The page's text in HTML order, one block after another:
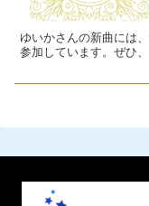
ゆいかさんの新曲には
参加しています。ぜひ